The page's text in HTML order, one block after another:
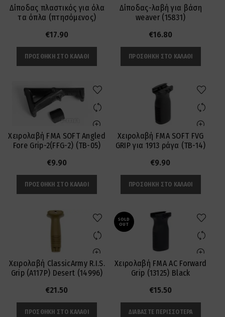
Δίποδας πλαστικός για όλα
τα όπλα (πτησόμενος)
€17.90
ΠΡΟΣΘΉΚΗ ΣΤΟ ΚΑΛΆΘΙ
Δίποδας-λαβή για βάση
weaver (15831)
€16.80
ΠΡΟΣΘΉΚΗ ΣΤΟ ΚΑΛΆΘΙ
Χειρολαβή FMA SOFT Angled
Fore Grip-2(FFG-2) (TB-05)
€9.90
ΠΡΟΣΘΉΚΗ ΣΤΟ ΚΑΛΆΘΙ
Χειρολαβή FMA SOFT FVG
GRIP για 1913 ράγα (TB-14)
€9.90
ΠΡΟΣΘΉΚΗ ΣΤΟ ΚΑΛΆΘΙ
Χειρολαβή ClassicArmy R.I.S.
Grip (A117P) Desert (14996)
€21.50
ΠΡΟΣΘΉΚΗ ΣΤΟ ΚΑΛΆΘΙ
SOLD
OUT
Χειρολαβή FMA AC Forward
Grip (13125) Black
€15.50
ΔΙΑΒΆΣΤΕ ΠΕΡΙΣΣΌΤΕΡΑ